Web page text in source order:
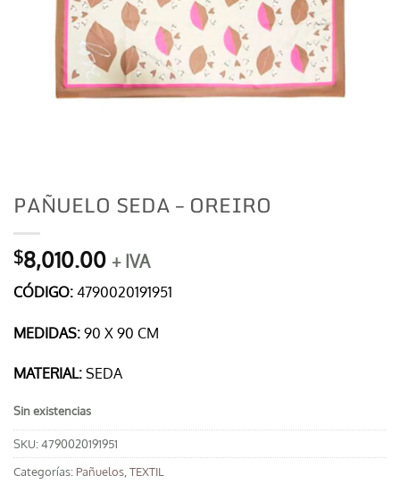
PAÑUELO SEDA – OREIRO
$8,010.00 + IVA
CÓDIGO: 4790020191951
MEDIDAS: 90 X 90 CM
MATERIAL: SEDA
Sin existencias
SKU:4790020191951
Categorías: Pañuelos TEXTIL